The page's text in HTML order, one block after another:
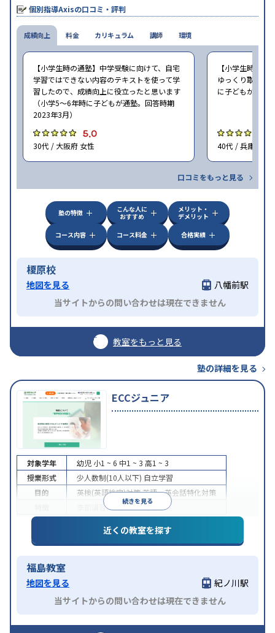
個別指導Axisの口コミ・評判
成績向上
【小学生時の通塾】中学受験に向けて、自宅
学習ではできない内容のテキストを使って学
習したので、成績向上に役立ったと思います
（小学5〜6年時に子どもが通塾。回答時期
2023年3月）
5.0
30代 / 大阪府 女性
【小学生時の通
ゆっくり取り組
に子どもが通塾
40代 / 兵庫県 女
口コミをもっと見る
料金 カリキュラム 講師 環境
塾の特徴
こんな人に
おすすめ
メリット・
デメリット
コース内容
コース料金 合格実績
榎原校
地図を見る
八幡前駅
当サイトからの問い合わせは現在できません
教室をもっと見る
塾の詳細を見る
ECCジュニア
続きを見る
対象学年 幼児 小1 ~ 6 中1 ~ 3 高1 ~ 3
授業形式
少人数制(10人以下) 自立学習
目的
英検(英語検定)対策英語・英会話特化対策
季節講習のみの受講可
近くの教室を探す
福島教室
地図を見る
紀ノ川駅
当サイトからの問い合わせは現在できません